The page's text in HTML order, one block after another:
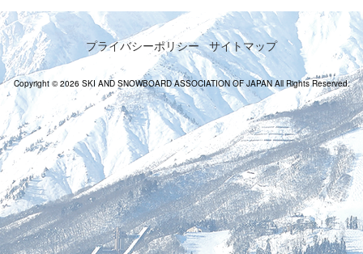
プライバシーポリシー サイトマップ
Copyright © 2026 SKI AND SNOWBOARD ASSOCIATION OF JAPAN All Rights Reserved.